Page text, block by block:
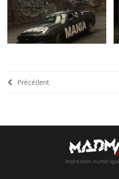
Précédent
Impression